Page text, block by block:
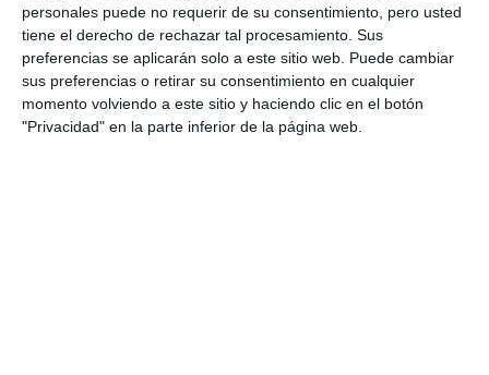
personales puede no requerir de su consentimiento, pero usted
tiene el derecho de rechazar tal procesamiento. Sus
preferencias se aplicarán solo a este sitio web. Puede cambiar
sus preferencias o retirar su consentimiento en cualquier
momento volviendo a este sitio y haciendo clic en el botón
"Privacidad" en la parte inferior de la página web.